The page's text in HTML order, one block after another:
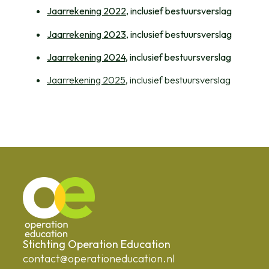
Jaarrekening 2022, inclusief bestuursverslag
Jaarrekening 2023, inclusief bestuursverslag
Jaarrekening 2024, inclusief bestuursverslag
Jaarrekening 2025, inclusief bestuursverslag
Stichting Operation Education
contact@operationeducation.nl